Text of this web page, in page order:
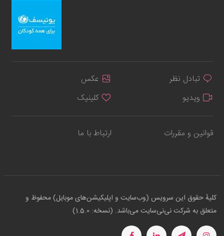
تبادل نظر
عکس
ویدیو
کلینیک
قوانین و مقررات ارتباط با ما
کلیهٔ حقوق این سرویس (وب‌سایت و اپلیکیشن‌های موبایل) محفوظ و
متعلق به شرکت نی‌نی‌سایت می‌باشد. (نسخه: 1.5.0)